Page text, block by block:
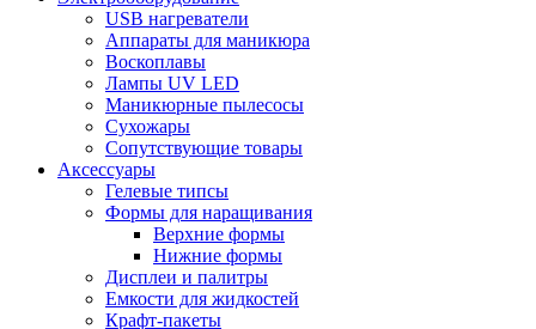
USB нагреватели
Аппараты для маникюра
Воскоплавы
Лампы UV LED
Маникюрные пылесосы
Сухожары
Сопутствующие товары
Аксессуары
Гелевые типсы
Формы для наращивания
Верхние формы
Нижние формы
Дисплеи и палитры
Емкости для жидкостей
Крафт-пакеты